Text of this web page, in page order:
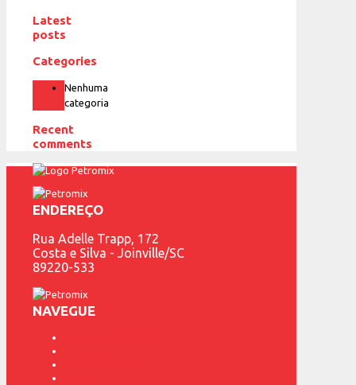
Latest
posts
Categories
Nenhuma
categoria
Recent
comments
ENDEREÇO
Rua Adelle Trapp, 172
Costa e Silva - Joinville/SC
89220-533
NAVEGUE